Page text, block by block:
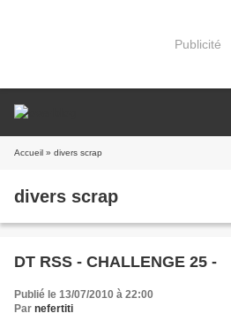
Publicité
Accueil » divers scrap
divers scrap
DT RSS - CHALLENGE 25 -
Publié le 13/07/2010 à 22:00
Par nefertiti